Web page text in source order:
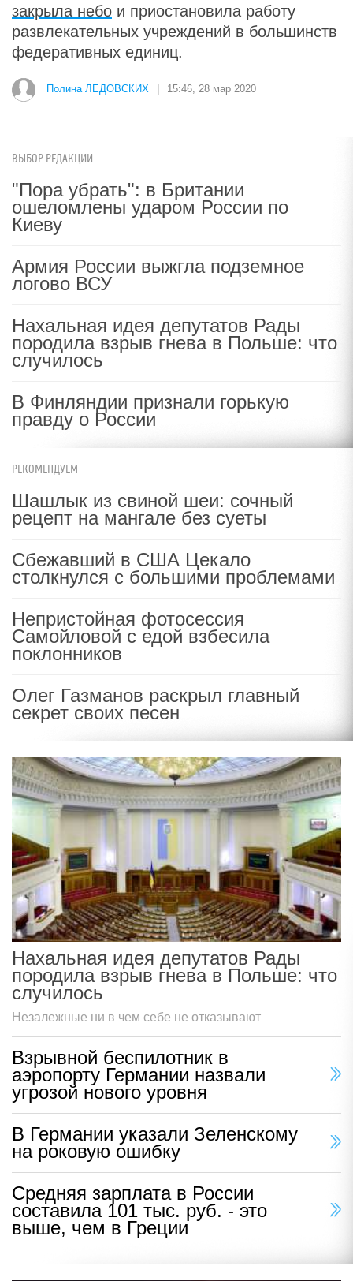
закрыла небо и приостановила работу
развлекательных учреждений в большинств
федеративных единиц.
Полина ЛЕДОВСКИХ 15:46, 28 мар 2020
ВЫБОР РЕДАКЦИИ
"Пора убрать": в Британии
ошеломлены ударом России по
Киеву
Армия России выжгла подземное
логово ВСУ
Нахальная идея депутатов Рады
породила взрыв гнева в Польше: что
случилось
В Финляндии признали горькую
правду о России
РЕКОМЕНДУЕМ
Шашлык из свиной шеи: сочный
рецепт на мангале без суеты
Сбежавший в США Цекало
столкнулся с большими проблемами
Непристойная фотосессия
Самойловой с едой взбесила
поклонников
Олег Газманов раскрыл главный
секрет своих песен
Нахальная идея депутатов Рады
породила взрыв гнева в Польше: что
случилось
Незалежные ни в чем себе не отказывают
Взрывной беспилотник в
аэропорту Германии назвали
угрозой нового уровня
В Германии указали Зеленскому
на роковую ошибку
Средняя зарплата в России
составила 101 тыс. руб. - это
выше, чем в Греции